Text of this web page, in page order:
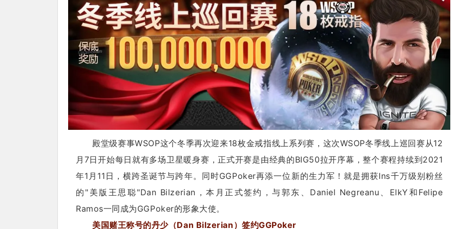
殿堂级赛事WSOP这个冬季再次迎来18枚金戒指线上系列赛，这次WSOP冬季线上巡回赛从12
月7日开始每日就有多场卫星暖身赛，正式开赛是由经典的BIG50拉开序幕，整个赛程持续到2021
年1月11日，横跨圣诞节与跨年。同时GGPoker再添一位新的生力军！就是拥获Ins千万级别粉丝
的"美版王思聪"Dan Bilzerian，本月正式签约，与郭东、Daniel Negreanu、ElkY和Felipe
Ramos一同成为GGPoker的形象大使。
美国赌王称号的丹少（Dan Bilzerian）签约GGPoker